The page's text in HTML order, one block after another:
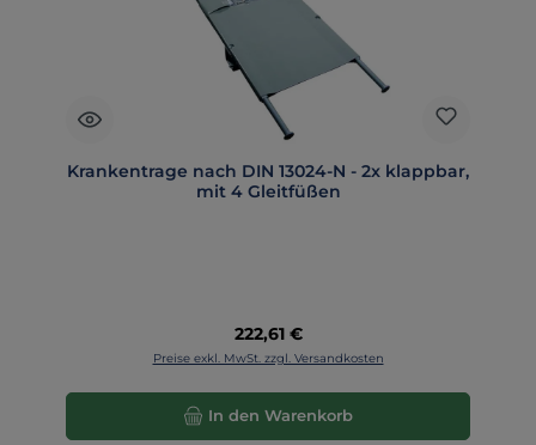
Krankentrage nach DIN 13024-N - 2x klappbar,
mit 4 Gleitfüßen
Regulärer Preis:
222,61 €
Preise exkl. MwSt. zzgl. Versandkosten
In den Warenkorb